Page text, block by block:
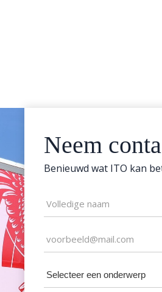
Neem
Benieuwd wat ITO kan
Naam
(Vereist)
E-
mailadres
(Vereist)
Selecteer
een